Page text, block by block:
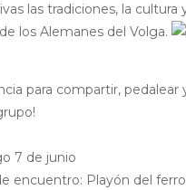
las tradiciones, la cultura
los Alemanes del Volga.
para compartir, pedalear
7 de junio
encuentro: Playón del